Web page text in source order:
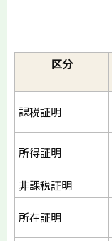
区分
課税証明
所得証明
非課税証明
所在証明